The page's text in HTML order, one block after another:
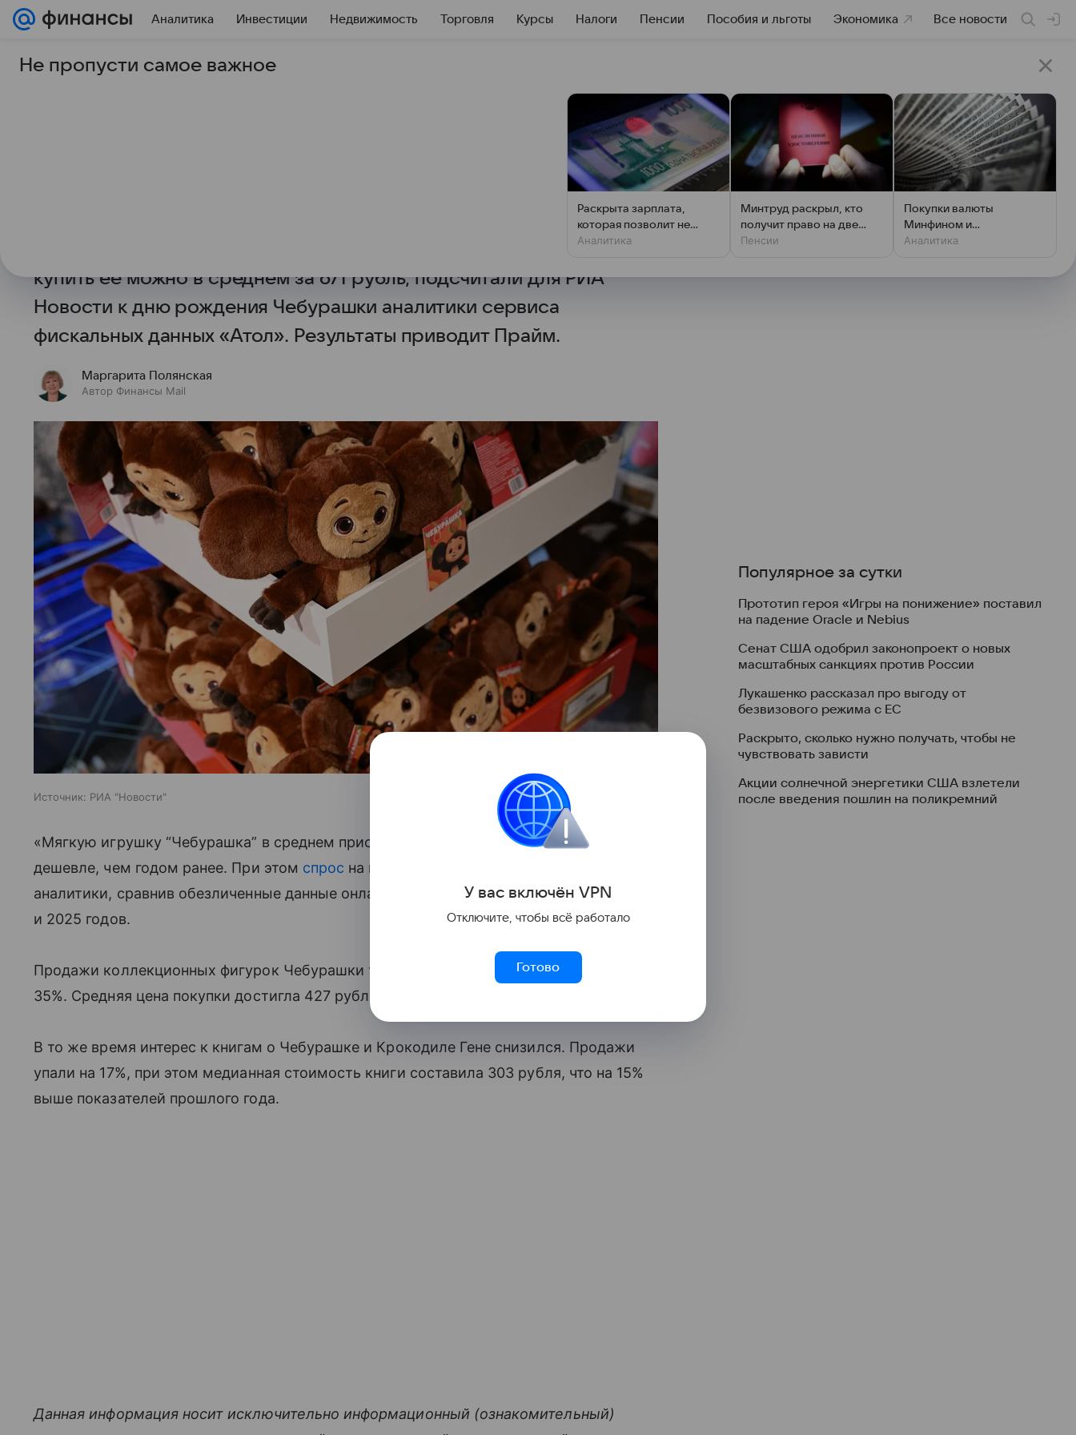
Аналитика Инвестиции Недвижимость Торговля Курсы Налоги Пенсии Пособия и льготы Экономика Все новости
20 августа 2025 Финансы Mail
Спрос на плюшевого Чебурашку за
Спрос россиян на плюшевого Чебурашку за семь месяцев этого
года вырос в 1,8 раза в годовом выражении, при этом игрушка
в виде популярного советского мультперсонажа подешевела —
купить ее можно в среднем за 671 рубль, подсчитали для РИА
Новости к дню рождения Чебурашки аналитики сервиса
фискальных данных «Атол». Результаты приводит Прайм.
Маргарита Полянская
Автор Финансы Mail
Источник: РИА "Новости"
«Мягкую игрушку “Чебурашка” в среднем приобретали за 671 рубль — на 17%
дешевле, чем годом ранее. При этом спрос на игрушку вырос на 77%», — выяснили
аналитики, сравнив обезличенные данные онлайн-продаж за январь-июль 2024
и 2025 годов.
Продажи коллекционных фигурок Чебурашки также увеличились: рост составил
35%. Средняя цена покупки достигла 427 рублей, что на 19% выше, чем в 2024 году.
В то же время интерес к книгам о Чебурашке и Крокодиле Гене снизился. Продажи
упали на 17%, при этом медианная стоимость книги составила 303 рубля, что на 15%
выше показателей прошлого года.
Данная информация носит исключительно информационный (ознакомительный)
Популярное за сутки
Прототип героя «Игры на понижение» поставил
на падение Oracle и Nebius
Сенат США одобрил законопроект о новых
масштабных санкциях против России
Лукашенко рассказал про выгоду от
безвизового режима с ЕС
Раскрыто, сколько нужно получать, чтобы не
чувствовать зависти
Акции солнечной энергетики США взлетели
после введения пошлин на поликремний
Не пропусти самое важное
Раскрыта зарплата,
которая позволит не
чувствовать зависти
Аналитика
Минтруд раскрыл, кто
получит право на две
пенсии
Пенсии
Покупки валюты
Минфином и
спекулянтами разогнали
Аналитика
У вас включён VPN
Отключите, чтобы всё работало
Готово